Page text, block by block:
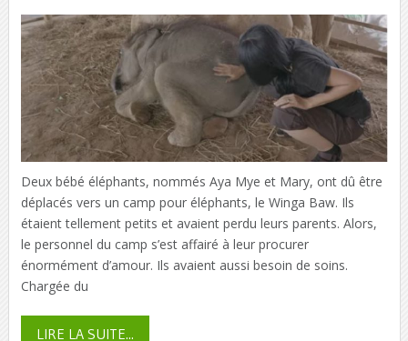
Deux bébé éléphants, nommés Aya Mye et Mary, ont dû être
déplacés vers un camp pour éléphants, le Winga Baw. Ils
étaient tellement petits et avaient perdu leurs parents. Alors,
le personnel du camp s’est affairé à leur procurer
énormément d’amour. Ils avaient aussi besoin de soins.
Chargée du
LIRE LA SUITE...